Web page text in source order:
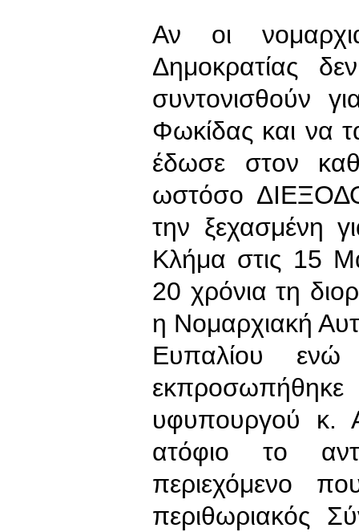
Αν οι
Δημοκρατίας
συντονισθούν
Φωκίδας και να
έδωσε στον
ωστόσο
την ξεχασμένη
Κλήμα στις 15
20 χρόνια τη
η Νομαρχιακή
Ευπαλίου
υφυπουργού κ.
ατόφιο το
περιεχόμενο
περιθωριακός